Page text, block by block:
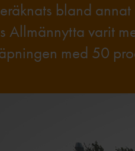
bland
Allmännytta varit
med 50